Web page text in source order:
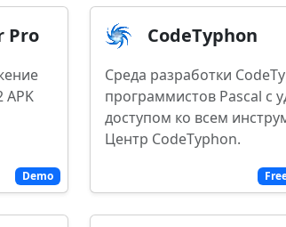
Demo
Pro CodeTyphon
Среда разработки
программистов Pascal с
доступом ко всем
Центр CodeTyphon.